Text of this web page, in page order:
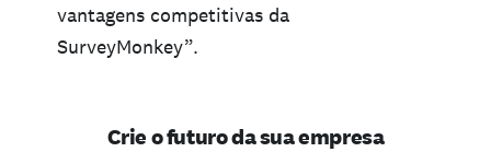
vantagens competitivas da
SurveyMonkey”.
Crie o futuro da sua empresa